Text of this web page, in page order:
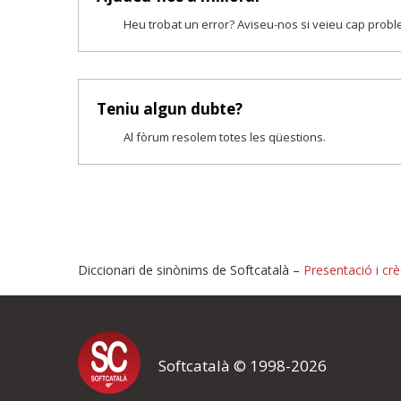
Heu trobat un error? Aviseu-nos si veieu cap
Teniu algun dubte?
Al fòrum resolem totes les qüestions.
Proposeu-nos millores
Si heu trobat un error o voleu proposar alguna millora, ompliu els
proposeu o l'error del qual voleu informar-nos.
Diccionari de sinònims de Softcatalà – Presentació i
Softcatalà © 1998-2026